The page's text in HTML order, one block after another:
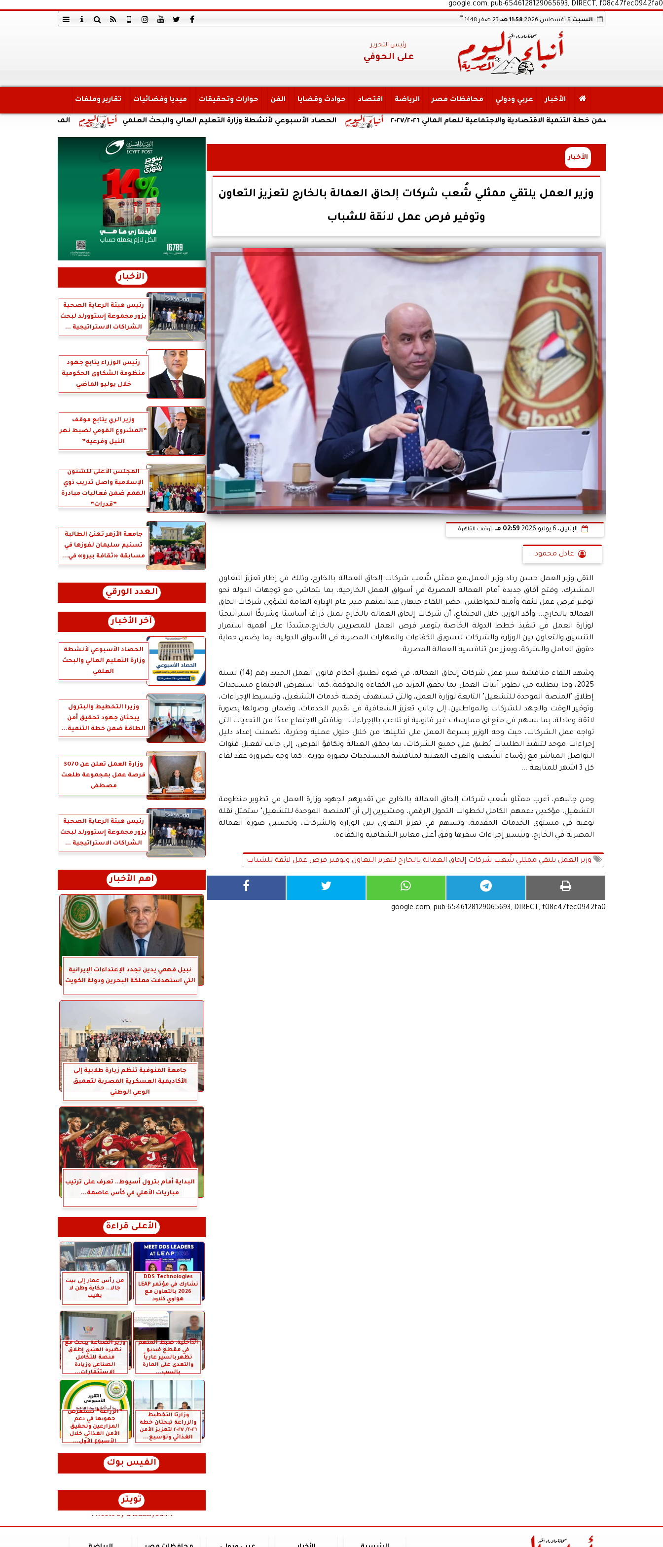
google.com, pub-6546128129065693, DIRECT, f08c47fec0942fa0
السبت 11:58 صـ 23 صفر 1448
هـ
رئيس التحرير
على الحوفي
الأخبار عربي ودولي محافظات مصر الرياضة اقتصاد حوادث وقضايا الفن حوارات وتحقيقات ميديا وفضائيات تقارير وملفات
المجلس الأعلى للشئون الحصاد الأسبوعي لأنشطة وزارة التعليم العالي والبحث العلمي خطة التنمية الاقتصادية والاجتماعية للعام المالي ٢٠٢٧/٢٠٢٦
الأخبار
وزير العمل يلتقي ممثلي شُعب شركات إلحاق العمالة بالخارج لتعزيز التعاون
وتوفير فرص عمل لائقة للشباب
الإثنين، 6 يوليو 2026 02:59 مـ بتوقيت القاهرة
عادل محمود
التقى وزير العمل حسن رداد وزير العمل،مع ممثلي شُعب شركات إلحاق العمالة بالخارج، وذلك في إطار تعزيز التعاون
المشترك، وفتح آفاق جديدة أمام العمالة المصرية في أسواق العمل الخارجية، بما يتماشى مع توجهات الدولة نحو
توفير فرص عمل لائقة وآمنة للمواطنين..حضر اللقاء جيهان عبدالمنعم مدير عام الإدارة العامة لشؤون شركات الحاق
العمالة بالخارج... وأكد الوزير، خلال الاجتماع، أن شركات إلحاق العمالة بالخارج تمثل ذراعًا أساسيًا وشريكًا استراتيجيًا
لوزارة العمل في تنفيذ خطط الدولة الخاصة بتوفير فرص العمل للمصريين بالخارج،مشددًا على أهمية استمرار
التنسيق والتعاون بين الوزارة والشركات لتسويق الكفاءات والمهارات المصرية في الأسواق الدولية، بما يضمن حماية
حقوق العامل والشركة، ويعزز من تنافسية العمالة المصرية.
وشهد اللقاء مناقشة سير عمل شركات إلحاق العمالة، في ضوء تطبيق أحكام قانون العمل الجديد رقم (14) لسنة
2025، وما يتطلبه من تطوير آليات العمل بما يحقق المزيد من الكفاءة والحوكمة..كما استعرض الاجتماع مستجدات
إطلاق "المنصة الموحدة للتشغيل" التابعة لوزارة العمل، والتي تستهدف رقمنة خدمات التشغيل، وتبسيط الإجراءات،
وتوفير الوقت والجهد للشركات والمواطنين، إلى جانب تعزيز الشفافية في تقديم الخدمات، وضمان وصولها بصورة
لائقة وعادلة، بما يسهم في منع أي ممارسات غير قانونية أو تلاعب بالإجراءات...وناقش الاجتماع عددًا من التحديات التي
تواجه عمل الشركات، حيث وجه الوزير بسرعة العمل على تذليلها من خلال حلول عملية وجذرية، تضمنت إعداد دليل
إجراءات موحد لتنفيذ الطلبيات يُطبق على جميع الشركات، بما يحقق العدالة وتكافؤ الفرص، إلى جانب تفعيل قنوات
التواصل المباشر مع رؤساء الشُعب والغرف المعنية لمناقشة المستجدات بصورة دورية...كما وجه بضرورة عقد لقاء
كل 3 اشهر للمتابعة ...
ومن جانبهم، أعرب ممثلو شُعب شركات إلحاق العمالة بالخارج عن تقديرهم لجهود وزارة العمل في تطوير منظومة
التشغيل، مؤكدين دعمهم الكامل لخطوات التحول الرقمي، ومشيرين إلى أن "المنصة الموحدة للتشغيل" ستمثل نقلة
نوعية في مستوى الخدمات المقدمة، وتسهم في تعزيز التعاون بين الوزارة والشركات، وتحسين صورة العمالة
المصرية في الخارج، وتيسير إجراءات سفرها وفق أعلى معايير الشفافية والكفاءة.
وزير العمل يلتقي ممثلي شُعب شركات إلحاق العمالة بالخارج لتعزيز التعاون وتوفير فرص عمل لائقة للشباب
google.com, pub-6546128129065693, DIRECT, f08c47fec0942fa0
الأخبار
رئيس هيئة الرعاية الصحية
يزور مجموعة إستوورلد لبحث
الشراكات الاستراتيجية ...
رئيس الوزراء يتابع جهود
منظومة الشكاوى الحكومية
خلال يوليو الماضي
وزير الري يتابع موقف
”المشروع القومي لضبط نهر
النيل وفرعيه”
المجلس الأعلى للشئون
الإسلامية واصل تدريب ذوي
الهمم ضمن فعاليات مبادرة
”قدرات”
جامعة الأزهر تهنئ الطالبة
تسنيم سليمان لفوزها في
مسابقة «ثقافة بيرو» في...
العدد الورقي
آخر الأخبار
الحصاد الأسبوعي لأنشطة
وزارة التعليم العالي والبحث
العلمي
وزيرا التخطيط والبترول
يبحثان جهود تحقيق أمن
الطاقة ضمن خطة التنمية...
وزارة العمل تعلن عن 3070
فرصة عمل بمجموعة طلعت
مصطفى
رئيس هيئة الرعاية الصحية
يزور مجموعة إستوورلد لبحث
الشراكات الاستراتيجية ...
أهم الأخبار
نبيل فهمي يدين تجدد الإعتداءات الإيرانية
التي استهدفت مملكة البحرين ودولة الكويت
جامعة المنوفية تنظم زيارة طلابية إلى
الأكاديمية العسكرية المصرية لتعميق
الوعي الوطني
البداية أمام بترول أسيوط.. تعرف على ترتيب
مباريات الأهلي في كأس عاصمة...
الأعلى قراءة
DDS Technologies
تشارك في مؤتمر LEAP
2026 بالتعاون مع
هواوي كلاود
من رأس عمار إلى بيت
جالا.. حكاية وطن لا
يغيب
الداخلية: ضبط المتهم
في مقطع فيديو
تظهربالسير عارياً
والتعدى على المارة
بالسب...
وزير الصناعة يبحث مع
نظيره الهندي إطلاق
منصة للتكامل
الصناعي وزيادة
الاستثمارات...
وزارتا التخطيط
والزراعة تبحثان خطة
٢٠٢٦/ ٢٠٢٧ لتعزيز الأمن
الغذائي وتوسيع...
”الزراعة” تستعرض
جهودها في دعم
المزارعين وتحقيق
الأمن الغذائي خلال
الأسبوع الأول...
الفيس بوك
تويتر
Tweets by anbaaalyoum1